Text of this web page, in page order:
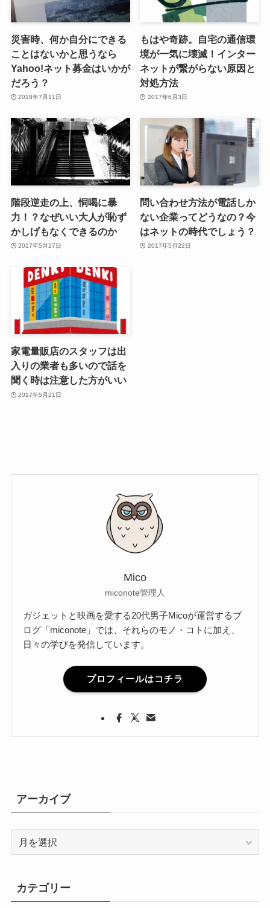
災害時、何か自分にできる
ことはないかと思うなら
Yahoo!ネット募金はいかが
だろう？
2018年7月11日
もはや奇跡。自宅の通信環
境が一気に壊滅！インター
ネットが繋がらない原因と
対処方法
2017年6月3日
階段逆走の上、恫喝に暴
力！？なぜいい大人が恥ず
かしげもなくできるのか
2017年5月27日
問い合わせ方法が電話しか
ない企業ってどうなの？今
はネットの時代でしょう？
2017年5月22日
家電量販店のスタッフは出
入りの業者も多いので話を
聞く時は注意した方がいい
2017年5月21日
Mico
miconote管理人
ガジェットと映画を愛する20代男子Micoが運営するブ
ログ「miconote」では、それらのモノ・コトに加え、
日々の学びを発信しています。
プロフィールはコチラ
アーカイブ
ブ
カテゴリー